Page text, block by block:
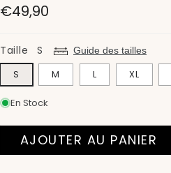
Prix
habituel
€49,90
Taille S Guide des tailles
S M L XL
En Stock
AJOUTER AU PANIER